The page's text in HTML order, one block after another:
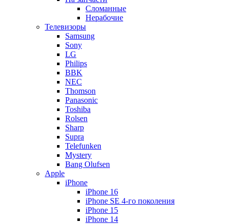
Сломанные
Нерабочие
Телевизоры
Samsung
Sony
LG
Philips
BBK
NEC
Thomson
Panasonic
Toshiba
Rolsen
Sharp
Supra
Telefunken
Mystery
Bang Olufsen
Apple
iPhone
iPhone 16
iPhone SE 4-го поколения
iPhone 15
iPhone 14